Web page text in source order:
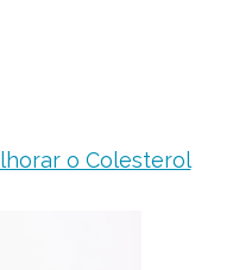
o Colesterol